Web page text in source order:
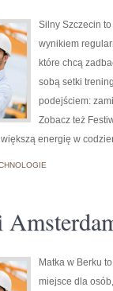
Silny Szczecin
wynikiem
które chcą
sobą setki
podejściem:
Zobacz też
większą energię w
Matka w Berku
miejsce dla